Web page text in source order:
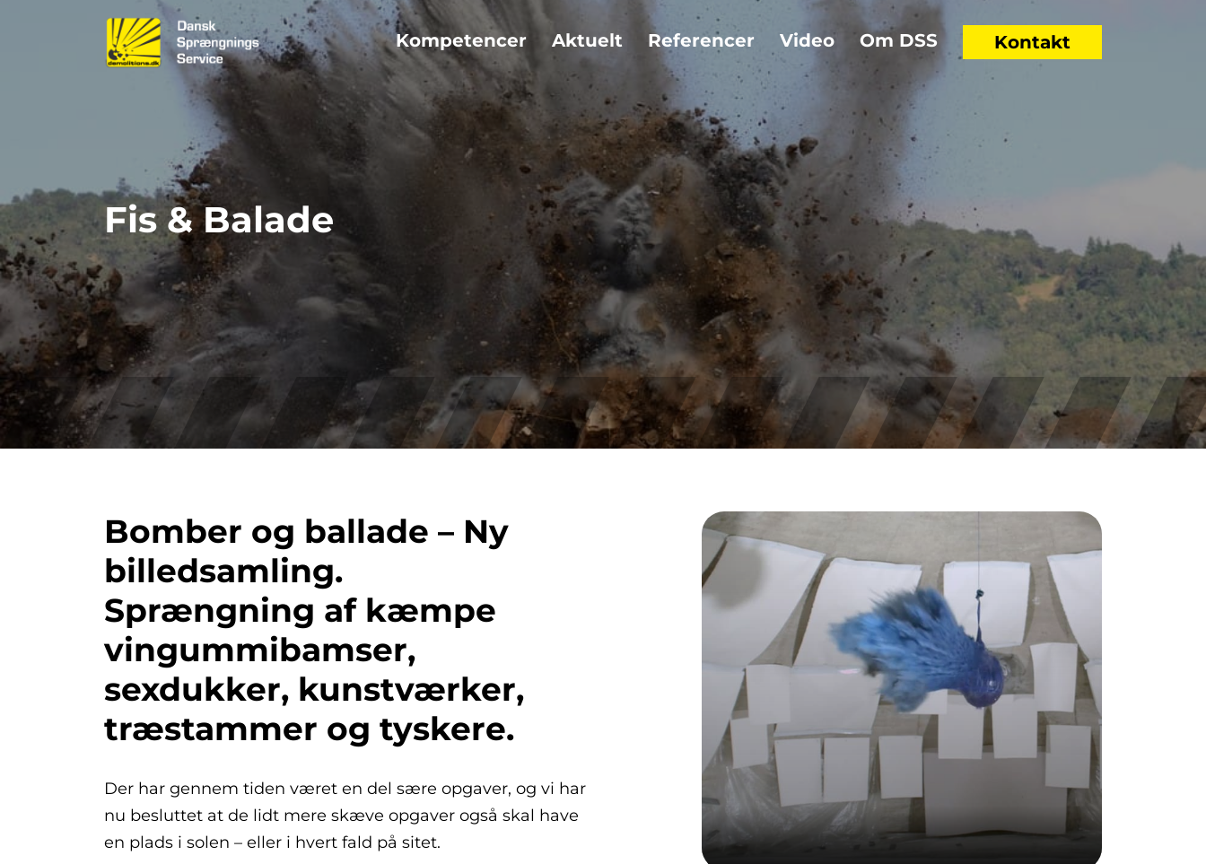
Kompetencer Aktuelt Referencer Video Om DSS Kontakt
Fis & Balade
Bomber og ballade – Ny
billedsamling.
Sprængning af kæmpe
vingummibamser,
sexdukker, kunstværker,
træstammer og tyskere.
Der har gennem tiden været en del sære opgaver, og vi har
nu besluttet at de lidt mere skæve opgaver også skal have
en plads i solen – eller i hvert fald på sitet.